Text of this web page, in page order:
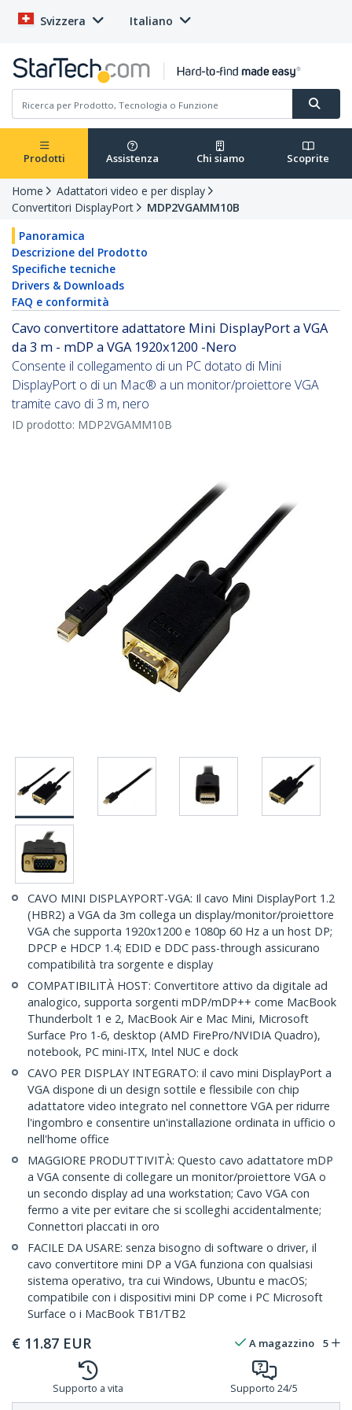
Svizzera Italiano
Prodotti Assistenza Chi siamo Scoprite
Home
Adattatori video e per display
Convertitori DisplayPort
MDP2VGAMM10B
Panoramica
Descrizione del Prodotto
Specifiche tecniche
Drivers & Downloads
FAQ e conformità
Cavo convertitore adattatore Mini DisplayPort a VGA
da 3 m - mDP a VGA 1920x1200 -Nero
Consente il collegamento di un PC dotato di Mini
DisplayPort o di un Mac® a un monitor/proiettore VGA
tramite cavo di 3 m, nero
ID prodotto: MDP2VGAMM10B
CAVO MINI DISPLAYPORT-VGA: Il cavo Mini DisplayPort 1.2
(HBR2) a VGA da 3m collega un display/monitor/proiettore
VGA che supporta 1920x1200 e 1080p 60 Hz a un host DP;
DPCP e HDCP 1.4; EDID e DDC pass-through assicurano
compatibilità tra sorgente e display
COMPATIBILITÀ HOST: Convertitore attivo da digitale ad
analogico, supporta sorgenti mDP/mDP++ come MacBook
Thunderbolt 1 e 2, MacBook Air e Mac Mini, Microsoft
Surface Pro 1-6, desktop (AMD FirePro/NVIDIA Quadro),
notebook, PC mini-ITX, Intel NUC e dock
CAVO PER DISPLAY INTEGRATO: il cavo mini DisplayPort a
VGA dispone di un design sottile e flessibile con chip
adattatore video integrato nel connettore VGA per ridurre
l'ingombro e consentire un'installazione ordinata in ufficio o
nell'home office
MAGGIORE PRODUTTIVITÀ: Questo cavo adattatore mDP
a VGA consente di collegare un monitor/proiettore VGA o
un secondo display ad una workstation; Cavo VGA con
fermo a vite per evitare che si scolleghi accidentalmente;
Connettori placcati in oro
FACILE DA USARE: senza bisogno di software o driver, il
cavo convertitore mini DP a VGA funziona con qualsiasi
sistema operativo, tra cui Windows, Ubuntu e macOS;
compatibile con i dispositivi mini DP come i PC Microsoft
Surface o i MacBook TB1/TB2
€ 11.87 EUR A magazzino 5
Supporto a vita Supporto 24/5